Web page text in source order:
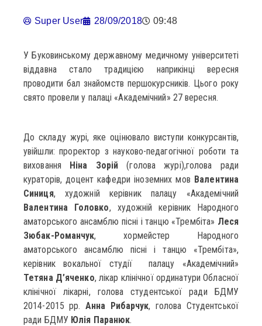
Super User 28/09/2018 09:48
У Буковинському державному медичному університеті
віддавна стало традицією наприкінці вересня
проводити бал знайомств першокурсників. Цього року
свято провели у палаці «Академічний» 27 вересня.
До складу журі, яке оцінювало виступи конкурсантів,
увійшли: проректор з науково-педагогічної роботи та
виховання Ніна Зорій (голова журі),голова ради
кураторів, доцент кафедри іноземних мов Валентина
Синиця, художній керівник палацу «Академічний
Валентина Головко, художній керівник Народного
аматорського ансамблю пісні і танцю «Трембіта» Леся
Зюбак-Романчук, хормейстер Народного
аматорського ансамблю пісні і танцю «Трембіта»,
керівник вокальної студії палацу «Академічний»
Тетяна Д’яченко, лікар клінічної ординатури Обласної
клінічної лікарні, голова студентської ради БДМУ
2014-2015 рр. Анна Рибарчук, голова Студентської
ради БДМУ Юлія Паранюк.